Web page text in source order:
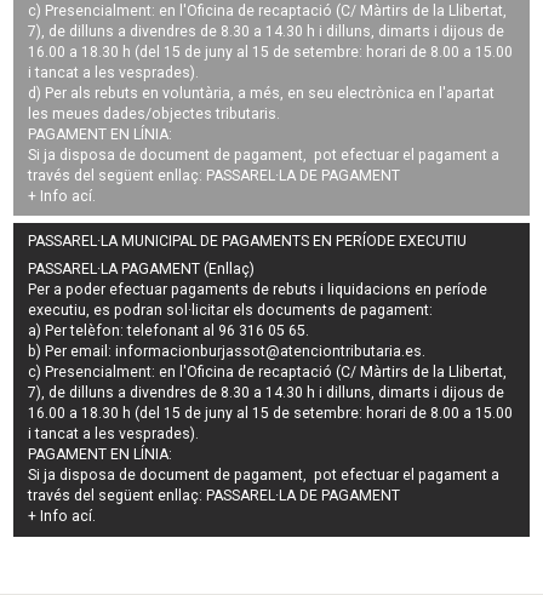
c) Presencialment: en l'Oficina de recaptació (C/ Màrtirs de la Llibertat,
7), de dilluns a divendres de 8.30 a 14.30 h i dilluns, dimarts i dijous de
16.00 a 18.30 h (del 15 de juny al 15 de setembre: horari de 8.00 a 15.00
i tancat a les vesprades).
d) Per als rebuts en voluntària, a més, en seu electrònica en l'apartat
les meues dades/objectes tributaris.
PAGAMENT EN LÍNIA:
Si ja disposa de document de pagament, pot efectuar el pagament a
través del següent enllaç: PASSAREL·LA DE PAGAMENT
+ Info ací.
PASSAREL·LA MUNICIPAL DE PAGAMENTS EN PERÍODE EXECUTIU
PASSAREL·LA PAGAMENT (Enllaç)
Per a poder efectuar pagaments derebuts i liquidacions en període
executiu, es podran sol·licitar els documents de pagament:
a) Per telèfon: telefonant al 96 316 05 65.
b) Per email:informacionburjassot@atenciontributaria.es.
c) Presencialment: en l'Oficina de recaptació (C/ Màrtirs de la Llibertat,
7), de dilluns a divendres de 8.30 a 14.30 h i dilluns, dimarts i dijous de
16.00 a 18.30 h (del 15 de juny al 15 de setembre: horari de 8.00 a 15.00
i tancat a les vesprades).
PAGAMENT EN LÍNIA:
Si ja disposa de document de pagament, pot efectuar el pagament a
través del següent enllaç: PASSAREL·LA DE PAGAMENT
+ Info ací.